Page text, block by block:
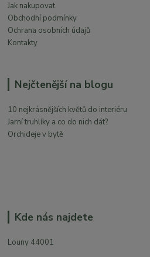
Jak nakupovat
Obchodní podmínky
Ochrana osobních údajů
Kontakty
Nejčtenější na blogu
10 nejkrásnějších květů do interiéru
Jarní truhlíky a co do nich dát?
Orchideje v bytě
Kde nás najdete
Louny 44001